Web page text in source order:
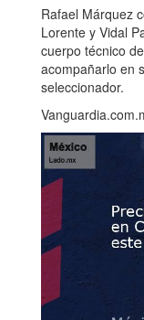
Rafael Márquez
Lorente y Vidal
cuerpo técnico
acompañarlo en
seleccionador.